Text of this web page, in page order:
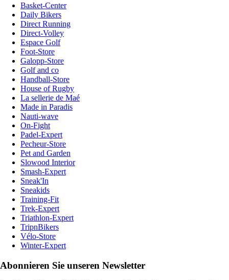
Basket-Center
Daily Bikers
Direct Running
Direct-Volley
Espace Golf
Foot-Store
Galopp-Store
Golf and co
Handball-Store
House of Rugby
La sellerie de Maé
Made in Paradis
Nauti-wave
On-Fight
Padel-Expert
Pecheur-Store
Pet and Garden
Slowood Interior
Smash-Expert
Sneak'In
Sneakids
Training-Fit
Trek-Expert
Triathlon-Expert
TripnBikers
Vélo-Store
Winter-Expert
Abonnieren Sie unseren Newsletter